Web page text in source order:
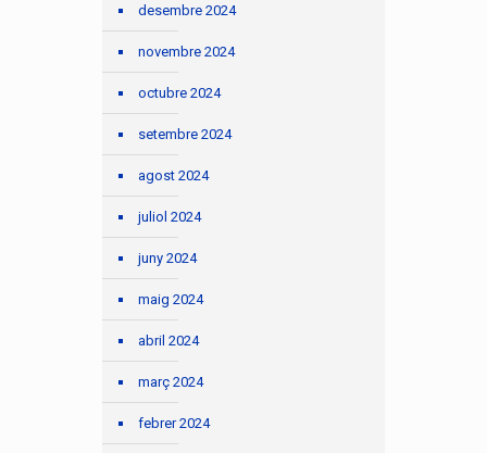
desembre 2024
novembre 2024
octubre 2024
setembre 2024
agost 2024
juliol 2024
juny 2024
maig 2024
abril 2024
març 2024
febrer 2024